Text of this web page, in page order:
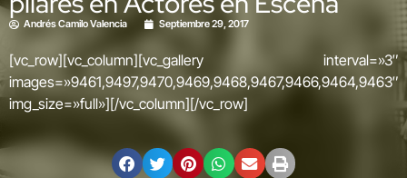
Andrés Camilo Valencia Septiembre 29, 2017
[vc_row][vc_column][vc_gallery interval=»3″
images=»9461,9497,9470,9469,9468,9467,9466,9464,9463″
img_size=»full»][/vc_column][/vc_row]